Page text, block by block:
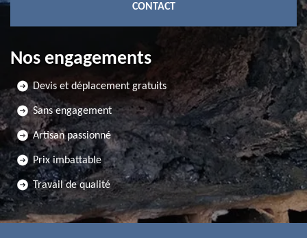
CONTACT
Nos engagements
Devis et déplacement gratuits
Sans engagement
Artisan passionné
Prix imbattable
Travail de qualité